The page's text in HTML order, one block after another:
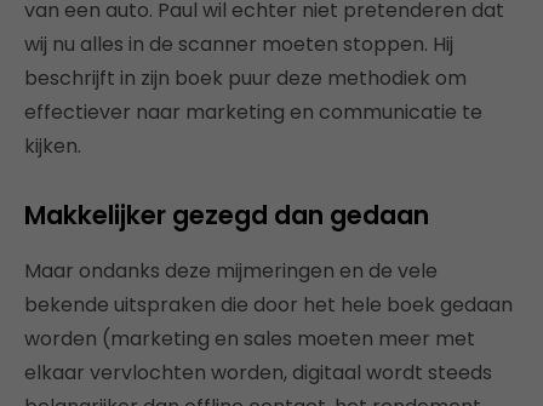
van een auto. Paul wil echter niet pretenderen dat
wij nu alles in de scanner moeten stoppen. Hij
beschrijft in zijn boek puur deze methodiek om
effectiever naar marketing en communicatie te
kijken.
Makkelijker gezegd dan gedaan
Maar ondanks deze mijmeringen en de vele
bekende uitspraken die door het hele boek gedaan
worden (marketing en sales moeten meer met
elkaar vervlochten worden, digitaal wordt steeds